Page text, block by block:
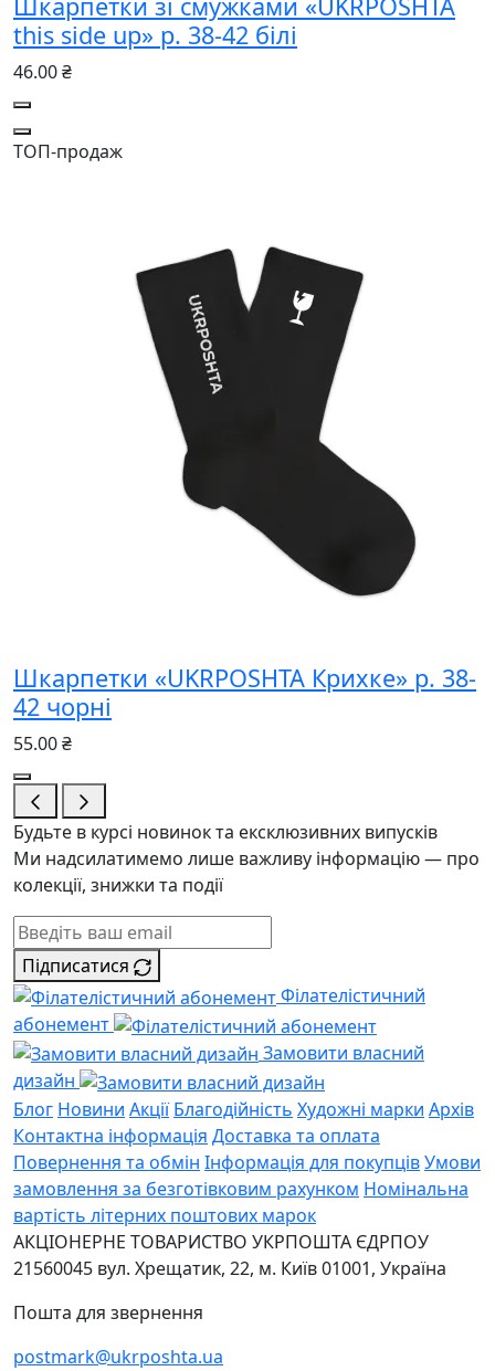
Шкарпетки зі смужками «UKRPOSHTA
this side up» р. 38-42 білі
46.00 ₴
ТОП-продаж
Шкарпетки «UKRPOSHTA Крихке» р. 38-
42 чорні
55.00 ₴
Будьте в курсі новинок та ексклюзивних випусків
Ми надсилатимемо лише важливу інформацію — про
колекції, знижки та події
Підписатися
Філателістичний
абонемент
Замовити власний
дизайн
Блог Новини Акції Благодійність Художні марки Архів
Контактна інформація Доставка та оплата
Повернення та обмін Інформація для покупцівУмови
замовлення за безготівковим рахунком Номінальна
вартість літерних поштових марок
АКЦІОНЕРНЕ ТОВАРИСТВО УКРПОШТА ЄДРПОУ
21560045 вул. Хрещатик, 22, м. Київ01001, Україна
Пошта для звернення
postmark@ukrposhta.ua